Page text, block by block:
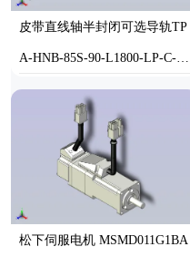
皮带直线轴半封闭可选导轨TP
A-HNB-85S-90-L1800-LP-C-P2
0-N3
STEP
松下伺服电机 MSMD011G1BA